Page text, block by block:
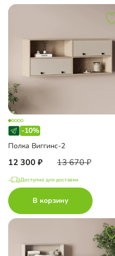
-10%
Полка Виггинс-2
12 300 13 670
Доступно для доставки
В корзину